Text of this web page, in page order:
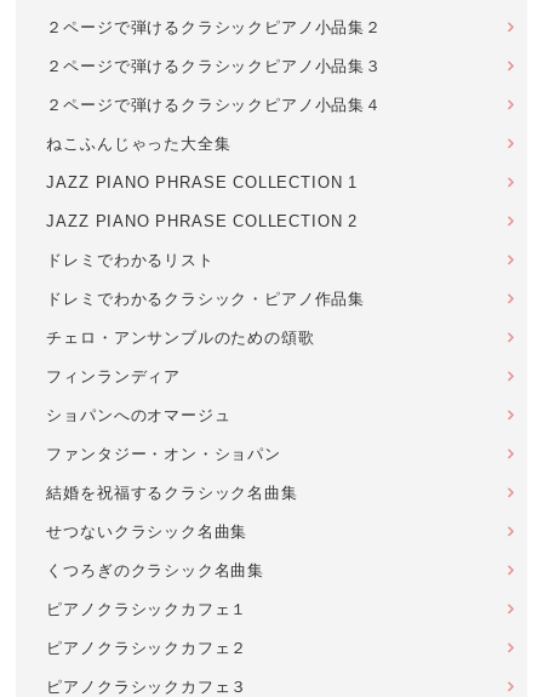
２ページで弾けるクラシックピアノ小品集２
２ページで弾けるクラシックピアノ小品集３
２ページで弾けるクラシックピアノ小品集４
ねこふんじゃった大全集
JAZZ PIANO PHRASE COLLECTION 1
JAZZ PIANO PHRASE COLLECTION 2
ドレミでわかるリスト
ドレミでわかるクラシック・ピアノ作品集
チェロ・アンサンブルのための頌歌
フィンランディア
ショパンへのオマージュ
ファンタジー・オン・ショパン
結婚を祝福するクラシック名曲集
せつないクラシック名曲集
くつろぎのクラシック名曲集
ピアノクラシックカフェ１
ピアノクラシックカフェ２
ピアノクラシックカフェ３